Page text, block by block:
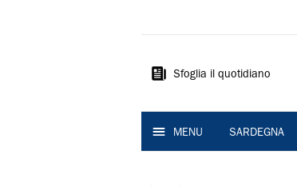
Sardegna
Sfoglia il quotidiano
MENU SARDEGNA